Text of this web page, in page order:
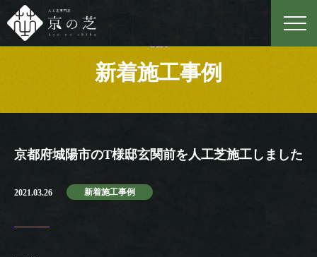
Case
新着施工事例
京都府城陽市のT様邸玄関前を人工芝施工しました
2021.03.26 新着施工事例